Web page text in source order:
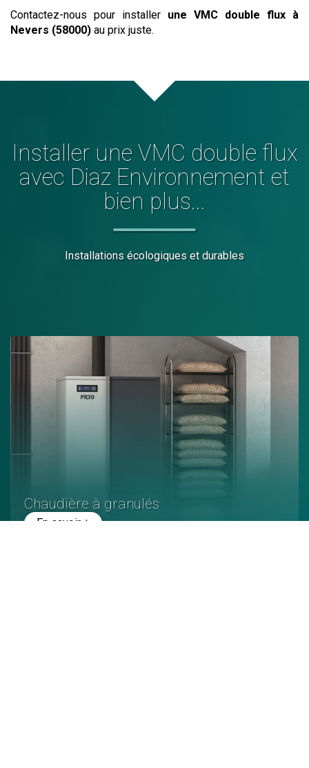
Contactez-nous pour installer une VMC double flux à
Nevers (58000) au prix juste.
Installer une VMC double flux
avec Diaz Environnement et
bien plus...
Installations écologiques et durables
Chaudière à granulés
En savoir +